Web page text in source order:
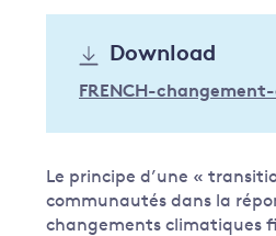
Leadership
Major emitting
Sustainable
Download
FRENCH-
Le principe d’une «
communautés dans la
changements climatiques